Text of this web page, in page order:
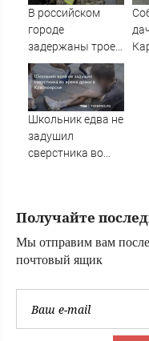
Людмиле
В российском
городе
задержаны трое
подростков,
готовивших
теракт против
военных
Школьник едва не
задушил
сверстника во
Получайте
Мы отправим вам
почтовый ящик